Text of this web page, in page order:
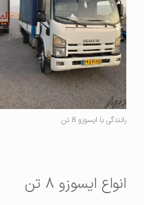
رانندگی با ایسوزو 8 تن
انواع ایسوزو ۸ تن